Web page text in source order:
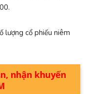
lượng cổ phiếu niêm
nhận khuyến